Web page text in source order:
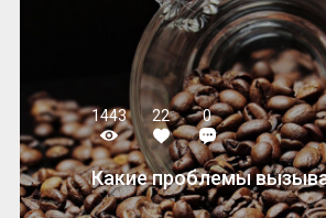
1443 22 0
Какие проблемы